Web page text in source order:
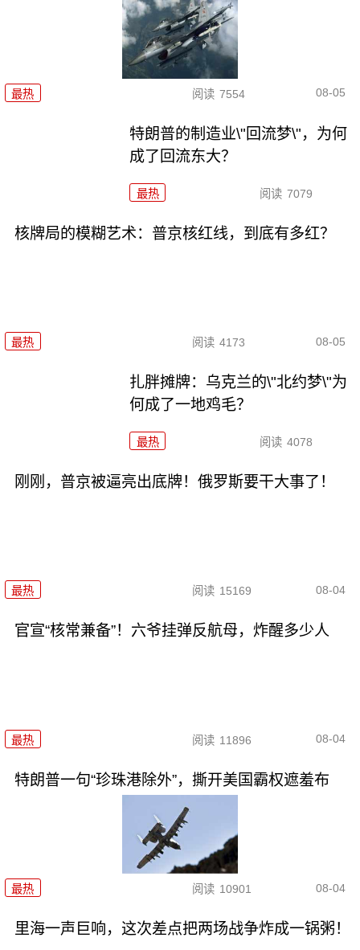
最热 阅读 7554 08-05
特朗普的制造业\"回流梦\"，为何
成了回流东大？
最热 阅读 7079
核牌局的模糊艺术：普京核红线，到底有多红？
最热 阅读 4173 08-05
扎胖摊牌：乌克兰的\"北约梦\"为
何成了一地鸡毛？
最热 阅读 4078
刚刚，普京被逼亮出底牌！俄罗斯要干大事了！
最热 阅读 15169 08-04
官宣“核常兼备”！六爷挂弹反航母，炸醒多少人
最热 阅读 11896 08-04
特朗普一句“珍珠港除外”，撕开美国霸权遮羞布
最热 阅读 10901 08-04
里海一声巨响，这次差点把两场战争炸成一锅粥！